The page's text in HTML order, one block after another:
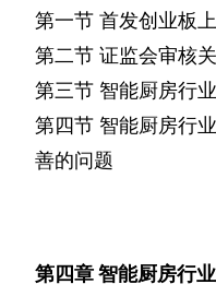
第一节 首发创业板
第二节 证监会审核
第三节 智能厨房行
第四节 智能厨房行
善的问题
第四章智能厨房行